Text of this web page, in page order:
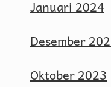
Januari 2024
Desember
Oktober 2023